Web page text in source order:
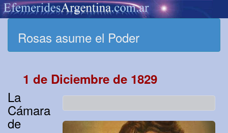
Rosas asume el Poder
1 de Diciembre de 1829
La
Cámara
de